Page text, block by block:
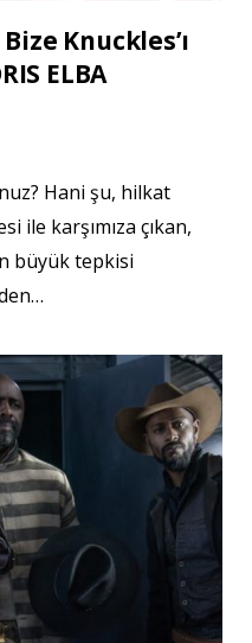
Knuckles’ı
ELBA
Hani şu, hilkat
ile karşımıza çıkan,
büyük tepkisi